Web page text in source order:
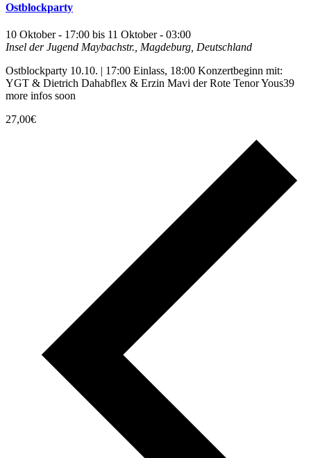
Ostblockparty
10 Oktober - 17:00 bis 11 Oktober - 03:00
Insel der Jugend Maybachstr., Magdeburg, Deutschland
Ostblockparty 10.10. | 17:00 Einlass, 18:00 Konzertbeginn mit:
YGT & Dietrich Dahabflex & Erzin Mavi der Rote Tenor Yous39
more infos soon
27,00€